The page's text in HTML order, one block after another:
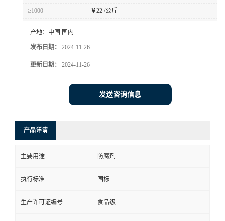
≥1000 ￥22 /公斤
产地： 中国 国内
发布日期： 2024-11-26
更新日期： 2024-11-26
发送咨询信息
产品详请
主要用途 防腐剂
执行标准 国标
生产许可证编号 食品级